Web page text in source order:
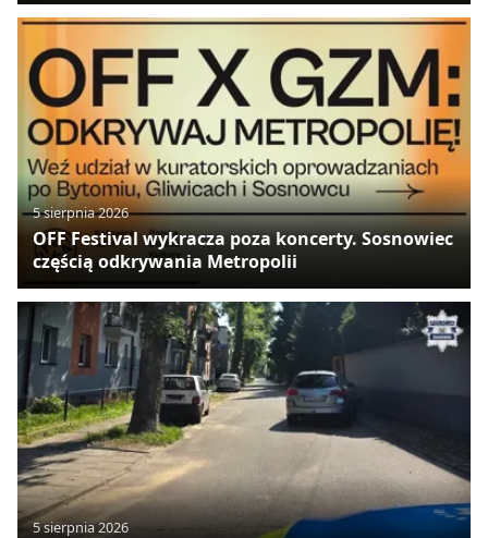
5 sierpnia 2026
OFF Festival wykracza poza koncerty. Sosnowiec
częścią odkrywania Metropolii
5 sierpnia 2026